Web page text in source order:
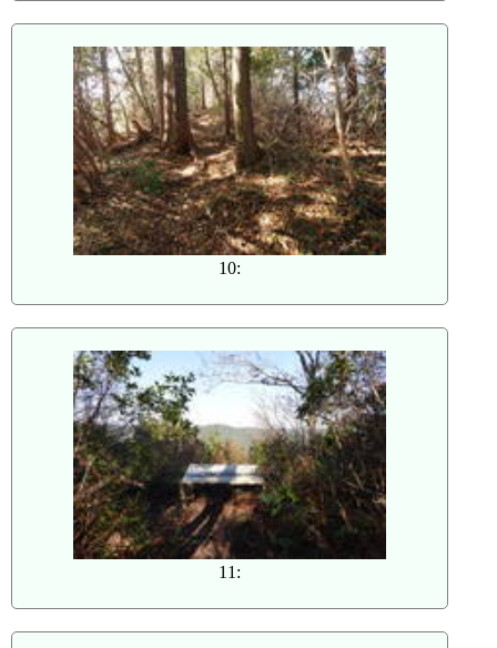
10:
11: